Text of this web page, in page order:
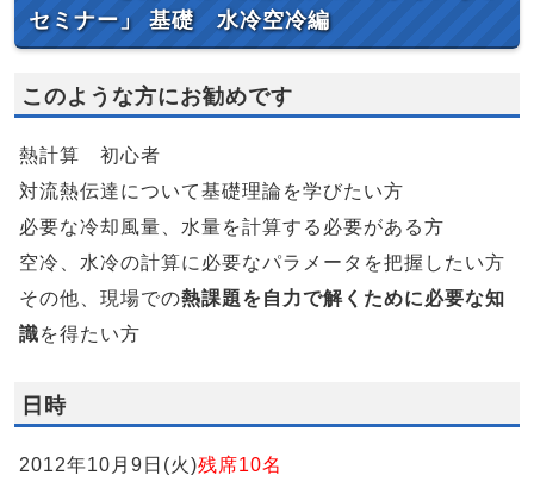
セミナー」 基礎 水冷空冷編
このような方にお勧めです
熱計算 初心者
対流熱伝達について基礎理論を学びたい方
必要な冷却風量、水量を計算する必要がある方
空冷、水冷の計算に必要なパラメータを把握したい方
その他、現場での熱課題を自力で解くために必要な知
識を得たい方
日時
2012年10月9日(火)残席10名